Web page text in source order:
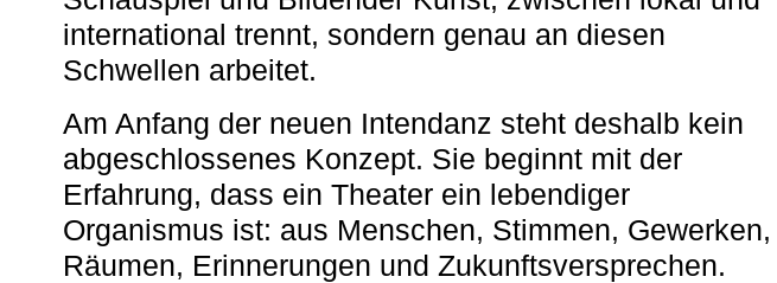
international trennt, sondern genau an diesen
Schwellen arbeitet.
Am Anfang der neuen Intendanz steht deshalb kein
abgeschlossenes Konzept. Sie beginnt mit der
Erfahrung, dass ein Theater ein lebendiger
Organismus ist: aus Menschen, Stimmen, Gewerken,
Räumen, Erinnerungen und Zukunftsversprechen.